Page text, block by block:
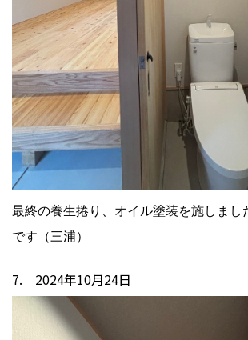
最終の養生捲り、オイル塗装を施しまし
です（三浦）
7. 2024年10月24日